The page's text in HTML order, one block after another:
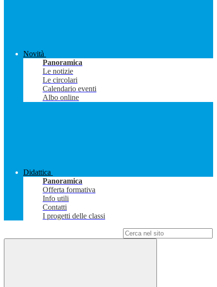
Novità
Panoramica
Le notizie
Le circolari
Calendario eventi
Albo online
Didattica
Panoramica
Offerta formativa
Info utili
Contatti
I progetti delle classi